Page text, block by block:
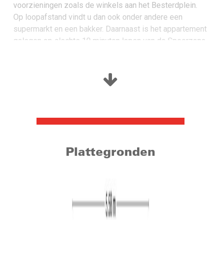
voorzieningen zoals de winkels aan het Besterdplein.
Op loopafstand vindt u dan ook onder andere een
supermarkt en een bakker. Daarnaast is het appartement
gelegen op slechts 10 minuten lopen van de Spoorzone
winkelaanbod, gezellige terrassen, uitstekende
restaurants en sfeervolle cafés. Ook het Wilhelminapark
richting de omliggende dorpen en steden.
Steeds meer mensen weten hun weg te vinden naar “De
Spoorzone”. Struinend over een overdekte markt in de
Theater de Boemel. Door de historie en sfeer zijn de
gebouwen erg geschikt voor evenementen, culturele
activiteiten en zakelijke bijeenkomsten. Deze worden
Plattegronden